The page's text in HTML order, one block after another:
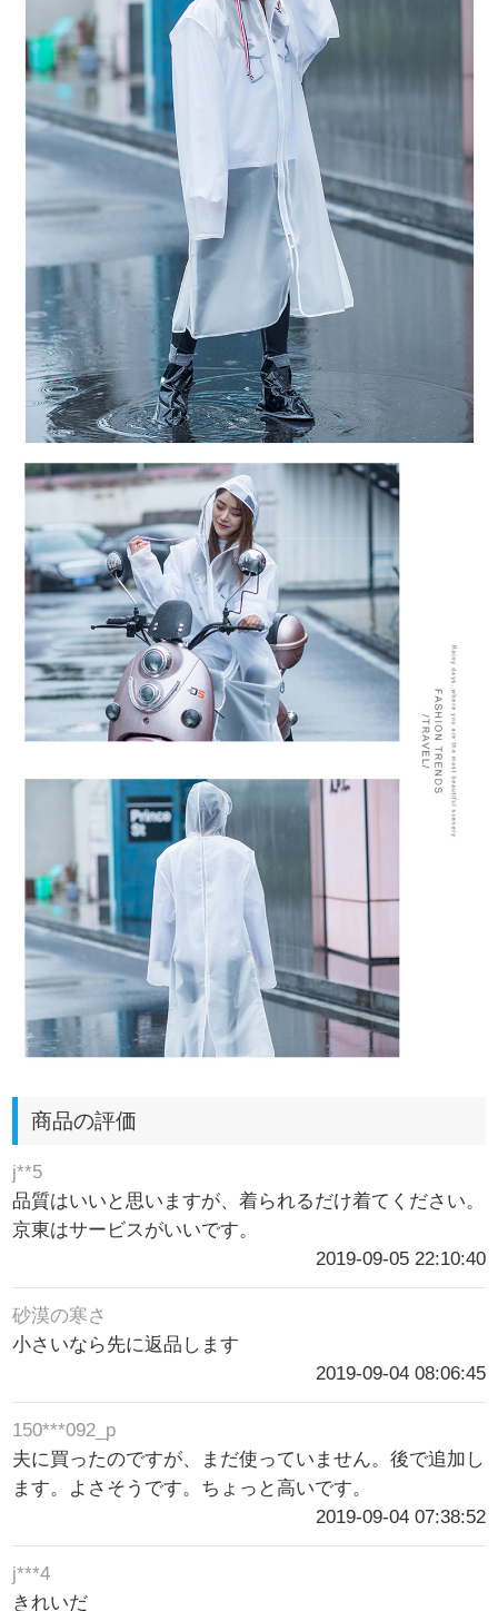
商品の評価
j**5
品質はいいと思いますが、着られるだけ着てください。
京東はサービスがいいです。
2019-09-05 22:10:40
砂漠の寒さ
小さいなら先に返品します
2019-09-04 08:06:45
150***092_p
夫に買ったのですが、まだ使っていません。後で追加し
ます。よさそうです。ちょっと高いです。
2019-09-04 07:38:52
j***4
きれいだ